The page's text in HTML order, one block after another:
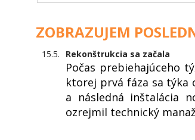
ZOBRAZUJEM
15.5. Rekonštrukcia sa začala
Počas prebiehajúceho
ktorej prvá fáza sa týka
a následná inštalácia
ozrejmil technický